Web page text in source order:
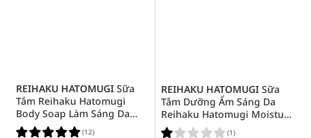
REIHAKU HATOMUGI Sữa
Tắm Reihaku Hatomugi
Body Soap Làm Sáng Da
800ml
(12)
REIHAKU HATOMUGI Sữa
Tắm Dưỡng Ẩm Sáng Da
Reihaku Hatomugi Moisture
Rich Body Soap 600ml
(1)